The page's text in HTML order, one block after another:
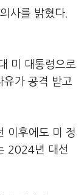
사를 밝혔다.
미 대통령으로
유가 공격 받고
이후에도 미 정
2024년 대선